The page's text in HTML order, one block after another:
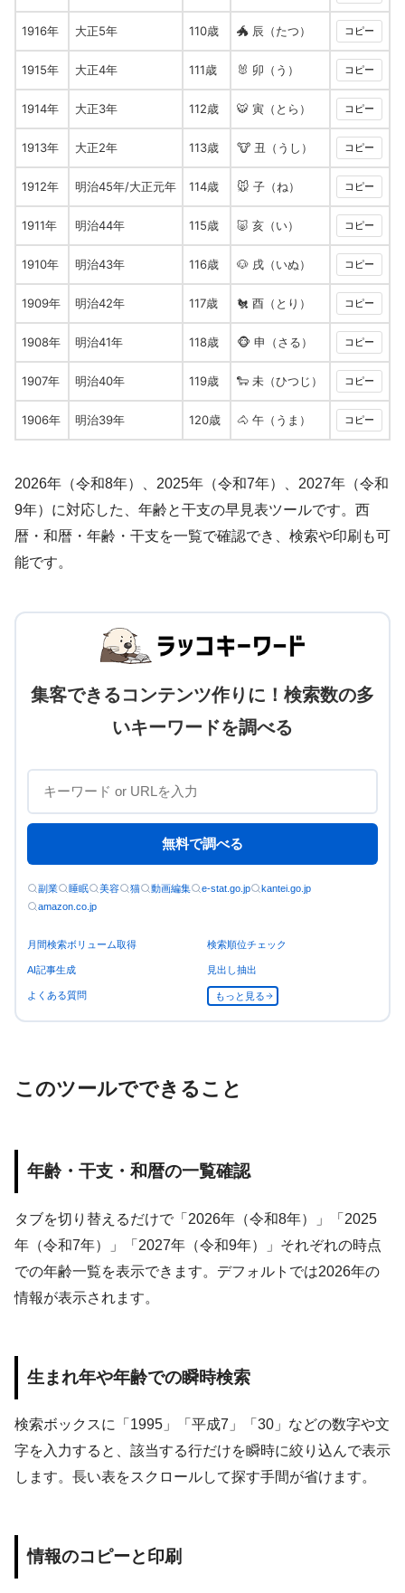
1916年 大正5年 110歳 🐲 辰（たつ） コピー
1915年 大正4年 111歳 🐰 卯（う） コピー
1914年 大正3年 112歳 🐯 寅（とら） コピー
1913年 大正2年 113歳 🐮 丑（うし） コピー
1912年 明治45年/大正元年 114歳 🐭 子（ね） コピー
1911年 明治44年 115歳 🐷 亥（い） コピー
1910年 明治43年 116歳 🐶 戌（いぬ） コピー
1909年 明治42年 117歳 🐔 酉（とり） コピー
1908年 明治41年 118歳 🐵 申（さる） コピー
1907年 明治40年 119歳 🐑 未（ひつじ） コピー
1906年 明治39年 120歳 🐴 午（うま） コピー
2026年（令和8年） 2025年（令和7年）
2027年（令和
9年） に対応した、年齢と干支の早見表ツールです。西
暦・和暦・年齢・干支を一覧で確認でき、検索や印刷も可
能です。
集客できるコンテンツ作りに！検索数の多
いキーワードを調べる
無料で調べる
副業 睡眠 美容 猫 動画編集 e-stat.go.jp
kantei.go.jp
amazon.co.jp
月間検索ボリューム取得 検索順位チェック
AI記事生成 見出し抽出
よくある質問 もっと見る
このツールでできること
年齢・干支・和暦の一覧確認
タブを切り替えるだけで「 2026年（令和8年） 」「 2025
年（令和7年）
」「 2027年（令和9年）
」それぞれの時点
での年齢一覧を表示できます。デフォルトでは2026年の
情報が表示されます。
生まれ年や年齢での瞬時検索
検索ボックスに「1995」「平成7」「30」などの数字や文
字を入力すると、該当する行だけを瞬時に絞り込んで表示
します。長い表をスクロールして探す手間が省けます。
情報のコピーと印刷